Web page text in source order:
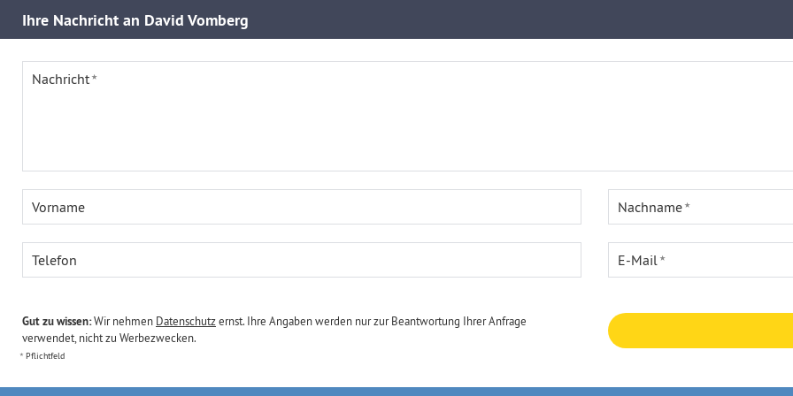
Ihre Nachricht an David Vomberg
Nachricht
Vorname Nachname
Telefon E-Mail
Gut zu wissen:Wir nehmen Datenschutzernst. Ihre Angaben werden nur zur Beantwortung Ihrer Anfrage
verwendet, nicht zu Werbezwecken.
Pflichtfeld